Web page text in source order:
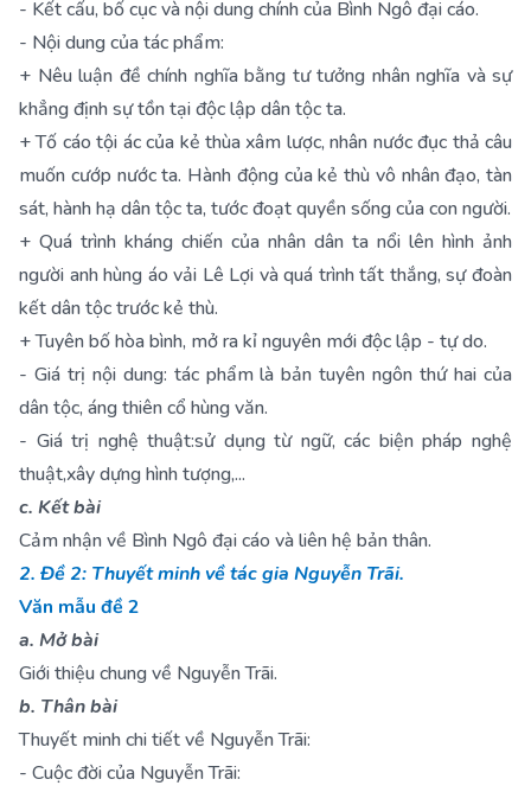
- Kết cấu, bố cục và nội dung chính của Bình Ngô đại cáo.
- Nội dung của tác phẩm:
+ Nêu luận đề chính nghĩa bằng tư tưởng nhân nghĩa và sự
khẳng định sự tồn tại độc lập dân tộc ta.
+ Tố cáo tội ác của kẻ thùa xâm lược, nhân nước đục thả câu
muốn cướp nước ta. Hành động của kẻ thù vô nhân đạo, tàn
sát, hành hạ dân tộc ta, tước đoạt quyền sống của con người.
+ Quá trình kháng chiến của nhân dân ta nổi lên hình ảnh
người anh hùng áo vải Lê Lợi và quá trình tất thắng, sự đoàn
kết dân tộc trước kẻ thù.
+ Tuyên bố hòa bình, mở ra kỉ nguyên mới độc lập - tự do.
- Giá trị nội dung: tác phẩm là bản tuyên ngôn thứ hai của
dân tộc, áng thiên cổ hùng văn.
- Giá trị nghệ thuật:sử dụng từ ngữ, các biện pháp nghệ
thuật,xây dựng hình tượng,...
c. Kết bài
Cảm nhận về Bình Ngô đại cáo và liên hệ bản thân.
2. Đề 2: Thuyết minh về tác gia Nguyễn Trãi.
Văn mẫu đề 2
a. Mở bài
Giới thiệu chung về Nguyễn Trãi.
b. Thân bài
Thuyết minh chi tiết về Nguyễn Trãi:
- Cuộc đời của Nguyễn Trãi: